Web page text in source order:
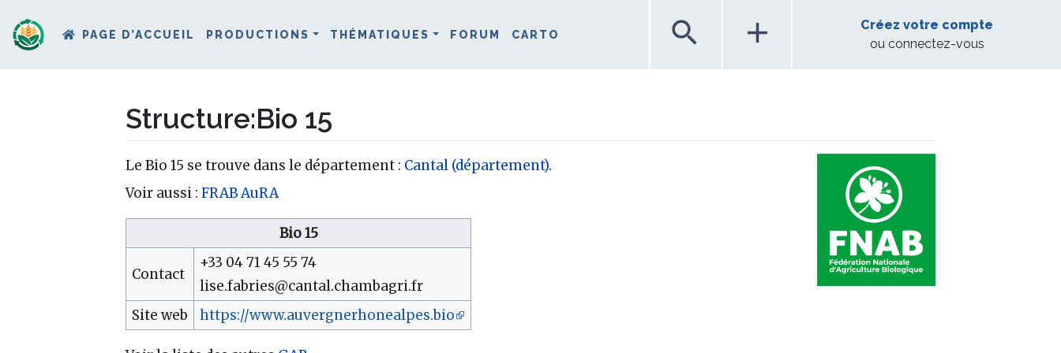
PAGE D’ACCUEIL PRODUCTIONS THÉMATIQUES FORUM CARTO search add
Créez votre compte
ou connectez-vous
Structure:Bio 15
Aller à :navigation,rechercher
Le Bio 15 se trouve dans le département : Cantal (département).
Voir aussi : FRAB AuRA
Bio 15
Contact
+33 04 71 45 55 74
lise.fabries@cantal.chambagri.fr
Site web
https://www.auvergnerhonealpes.bio